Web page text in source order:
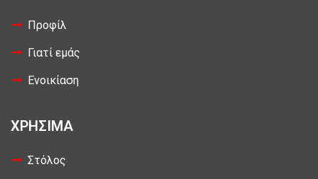
Προφίλ
Γιατί εμάς
Ενοικίαση
ΧΡΗΣΙΜΑ
Στόλος